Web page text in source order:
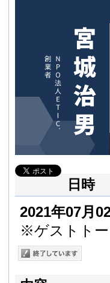
日時
2021年07月
※ゲストトー